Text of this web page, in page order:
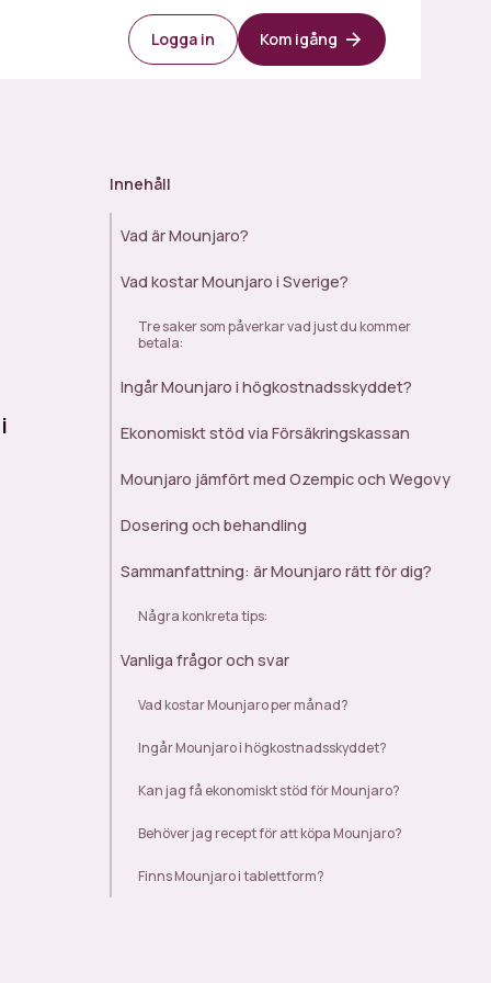
Logga in Kom igång
Innehåll
Vad är Mounjaro?
Vad kostar Mounjaro i Sverige?
Tre saker som påverkar vad just du kommer
betala:
Ingår Mounjaro i högkostnadsskyddet?
Ekonomiskt stöd via Försäkringskassan
Mounjaro jämfört med Ozempic och Wegovy
Dosering och behandling
Sammanfattning: är Mounjaro rätt för dig?
Några konkreta tips:
Vanliga frågor och svar
Vad kostar Mounjaro per månad?
Ingår Mounjaro i högkostnadsskyddet?
Kan jag få ekonomiskt stöd för Mounjaro?
Behöver jag recept för att köpa Mounjaro?
Finns Mounjaro i tablettform?